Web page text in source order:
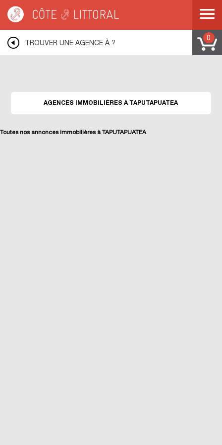
Warning : Undefined variable $idUser in
/var/www/mobile.cotelittoral.fr/annuaire.php
Côte & Littoral>Les agences du littoral>Agences immobili&eagrave;res DOM-
TOM> Agences immobili&eagrave;res POLYNESIE FRANCAISE
Agences
immobili&eagrave;res TAPUTAPUATEA
TROUVER UNE AGENCE À ?
0
AGENCES IMMOBILIÈRES À TAPUTAPUATEA
Toutes nos annonces immobilières à TAPUTAPUATEA